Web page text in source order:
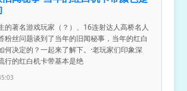
的著名游戏玩家（？）、16连射达人高桥名人
粉丝问题谈到了当年的旧闻秘事，当年的红白
何决定的？一起来了解下。·老玩家们印象深
行的红白机卡带基本是绝